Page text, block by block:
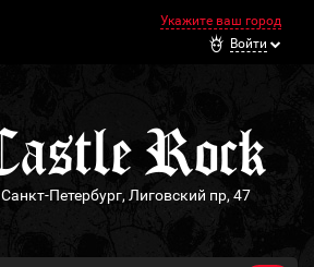
Укажите ваш город
Войти
Санкт-Петербург, Лиговский пр, 47